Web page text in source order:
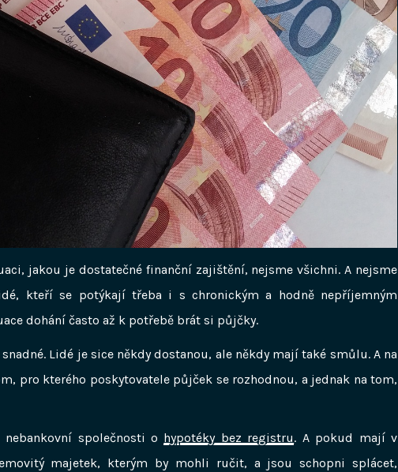
jakou je dostatečné finanční zajištění, nejsme všichni. A nejsme
kteří se potýkají třeba i s chronickým a hodně nepříjemným
dohání často až k potřebě brát si půjčky.
Lidé je sice někdy dostanou, ale někdy mají také smůlu. A na
pro kterého poskytovatele půjček se rozhodnou, a jednak na tom,
společnosti o hypotéky bez registru. A pokud mají v
majetek, kterým by mohli ručit, a jsou schopni splácet,